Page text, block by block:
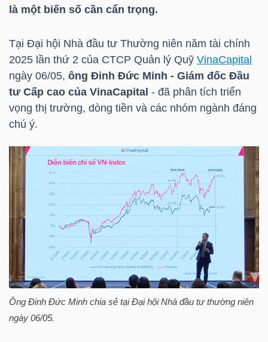
là một biến số cần cẩn trọng.
Tại Đại hội Nhà đầu tư Thường niên năm tài chính
2025 lần thứ 2 của CTCP Quản lý Quỹ VinaCapital
ngày 06/05, ông Đinh Đức Minh - Giám đốc Đầu
tư Cấp cao của VinaCapital - đã phân tích triển
vọng thị trường, dòng tiền và các nhóm ngành đáng
chú ý.
Ông Đinh Đức Minh chia sẻ tại Đại hội Nhà đầu tư thường niên
ngày 06/05.
CHÍNH
HÀNG
HÓA